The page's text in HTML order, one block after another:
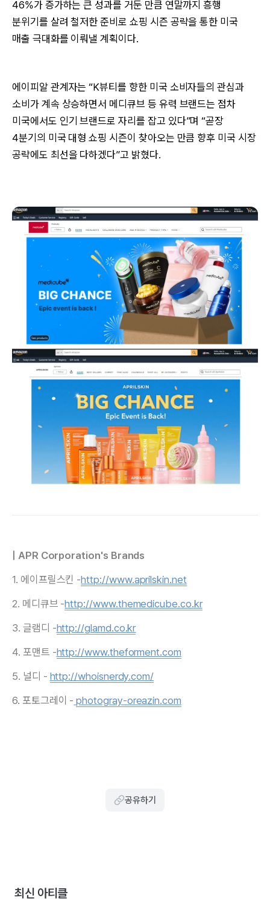
46%가 증가하는 큰 성과를 거둔 만큼 연말까지 흥행
분위기를 살려 철저한 준비로 쇼핑 시즌 공략을 통한 미국
매출 극대화를 이뤄낼 계획이다.
에이피알 관계자는 “K뷰티를 향한 미국 소비자들의 관심과
소비가 계속 상승하면서 메디큐브 등 유력 브랜드는 점차
미국에서도 인기 브랜드로 자리를 잡고 있다”며 “곧장
4분기의 미국 대형 쇼핑 시즌이 찾아오는 만큼 향후 미국 시장
공략에도 최선을 다하겠다”고 밝혔다.
| APR Corporation's Brands
1. 에이프릴스킨 -http://www.aprilskin.net
2. 메디큐브 -http://www.themedicube.co.kr
3. 글램디 -http://glamd.co.kr
4. 포맨트 -http://www.theforment.com
5. 널디 - http://whoisnerdy.com/
6. 포토그레이 - photogray-oreazin.com
공유하기
최신 아티클